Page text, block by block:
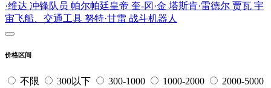
·维达 冲锋队员 帕尔帕廷皇帝 奎-冈·金 塔斯肯·雷德尔 贾瓦 宇
宙飞船、交通工具 努特·甘雷 战斗机器人
价格区间
不限 300以下 300-1000 1000-2000
2000-5000